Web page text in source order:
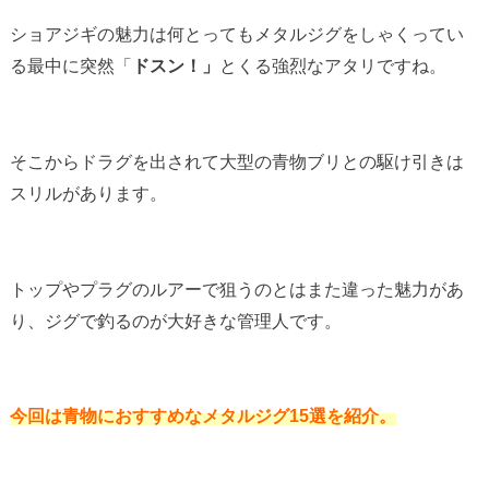
ショアジギの魅力は何とってもメタルジグをしゃくってい
る最中に突然「 ドスン！」 とくる強烈なアタリですね。
そこからドラグを出されて大型の青物ブリとの駆け引きは
スリルがあります。
トップやプラグのルアーで狙うのとはまた違った魅力があ
り、ジグで釣るのが大好きな管理人です。
今回は青物におすすめなメタルジグ15選を紹介。